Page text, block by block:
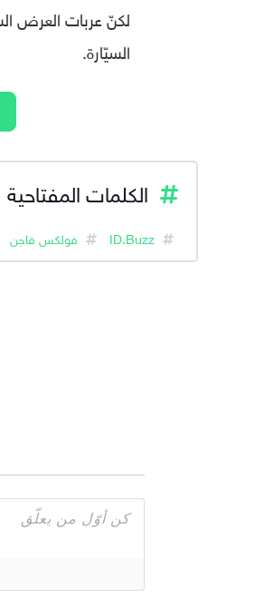
السيّارة.
الكلمات المفتاحية
ID.Buzz فولكس فاجن